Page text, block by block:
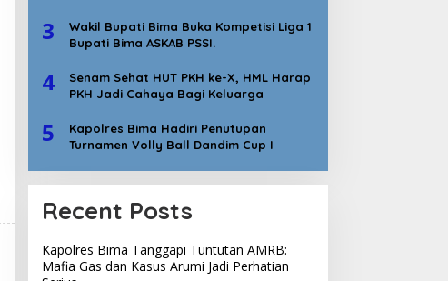
3
Wakil Bupati Bima Buka Kompetisi Liga 1
Bupati Bima ASKAB PSSI.
4
Senam Sehat HUT PKH ke-X, HML Harap
PKH Jadi Cahaya Bagi Keluarga
5
Kapolres Bima Hadiri Penutupan
Turnamen Volly Ball Dandim Cup I
Recent Posts
Kapolres Bima Tanggapi Tuntutan AMRB:
Mafia Gas dan Kasus Arumi Jadi Perhatian